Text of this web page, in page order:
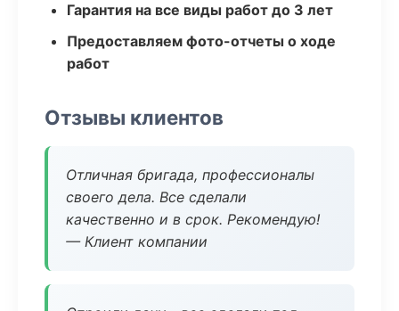
Гарантия на все виды работ до 3 лет
Предоставляем фото-отчеты о ходе
работ
Отзывы клиентов
Отличная бригада, профессионалы
своего дела. Все сделали
качественно и в срок. Рекомендую!
— Клиент компании